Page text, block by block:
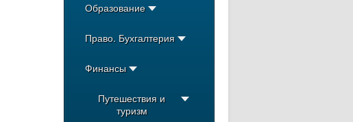
Образование
Право. Бухгалтерия
Финансы
Путешествия и
туризм